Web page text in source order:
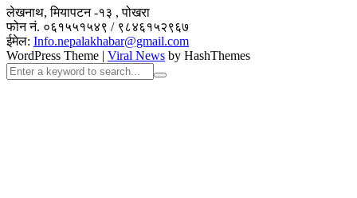
लेखनाथ, मियापटन -१३ , पोखरा
फोन नं. ०६१५५१५४९ / ९८४६१५२९६७
ईमेल: Info.nepalakhabar@gmail.com
WordPress Theme | Viral News by HashThemes